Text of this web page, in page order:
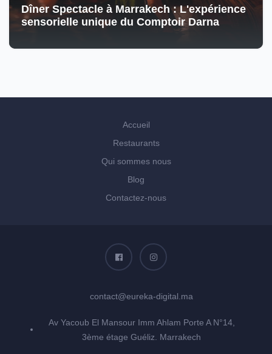
Dîner Spectacle à Marrakech : L'expérience
sensorielle unique du Comptoir Darna
Accueil
Restaurants
Qui sommes nous
Blog
Contactez-nous
contact@eureka-digital.ma
Av Yacoub El Mansour Imm Ahlam Porte A N°14,
3ème étage Guéliz. Marrakech